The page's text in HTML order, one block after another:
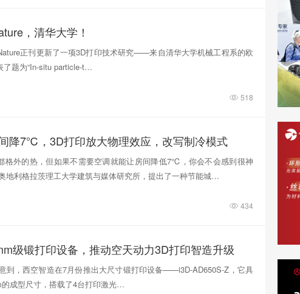
，清华大学！
正刊更新了一项3D打印技术研究——来自清华大学机械工程系的欧
题为“In‑situ particle‑t…
518
降7℃，3D打印放大物理效应，改写制冷模式
格外的热，但如果不需要空调就能让房间降低7℃，你会不会感到很神
地利格拉茨理工大学建筑与媒体研究所，提出了一种节能城…
434
级锻打印设备，推动空天动力3D打印智造升级
到，西空智造在7月份推出大尺寸锻打印设备——i3D-AD650S-Z，它具
成型尺寸，搭载了4台打印激光…